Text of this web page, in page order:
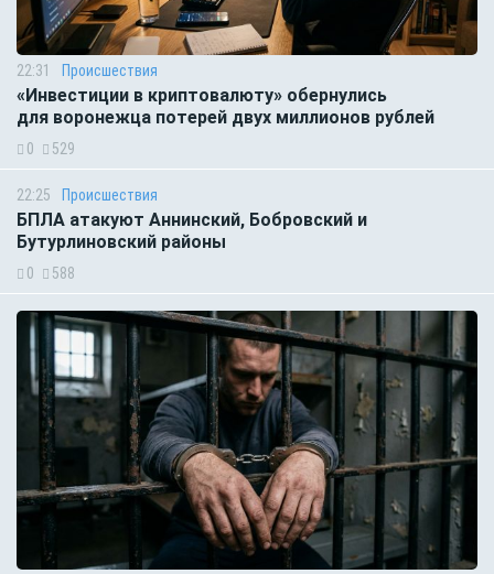
22:31 Происшествия
«Инвестиции в криптовалюту» обернулись
для воронежца потерей двух миллионов рублей
0 529
22:25 Происшествия
БПЛА атакуют Аннинский, Бобровский и
Бутурлиновский районы
0 588